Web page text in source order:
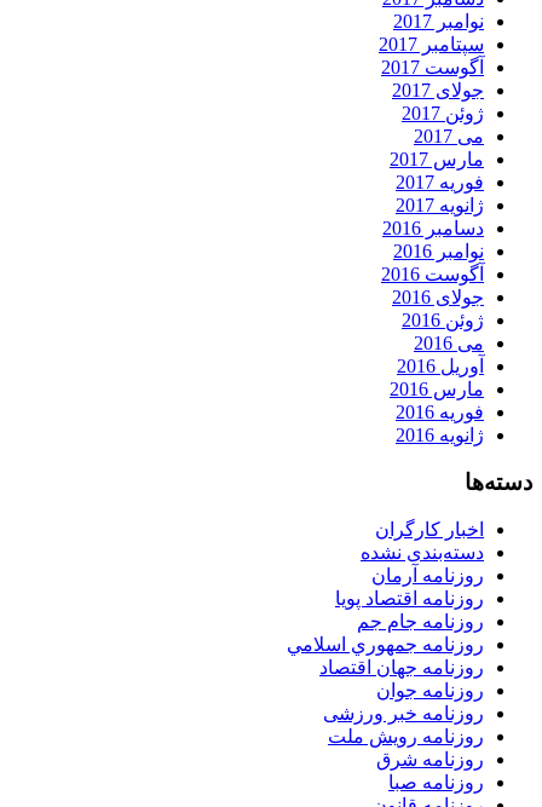
نوامبر 2017
سپتامبر 2017
آگوست 2017
جولای 2017
ژوئن 2017
می 2017
مارس 2017
فوریه 2017
ژانویه 2017
دسامبر 2016
نوامبر 2016
آگوست 2016
جولای 2016
ژوئن 2016
می 2016
آوریل 2016
مارس 2016
فوریه 2016
ژانویه 2016
دسته‌ها
اخبار کارگران
دسته‌بندی نشده
روزنامه آرمان
روزنامه اقتصاد پویا
روزنامه جام جم
روزنامه جمهوري اسلامي
روزنامه جهان اقتصاد
روزنامه جوان
روزنامه خبر ورزشى
روزنامه رویش ملت
روزنامه شرق
روزنامه صبا